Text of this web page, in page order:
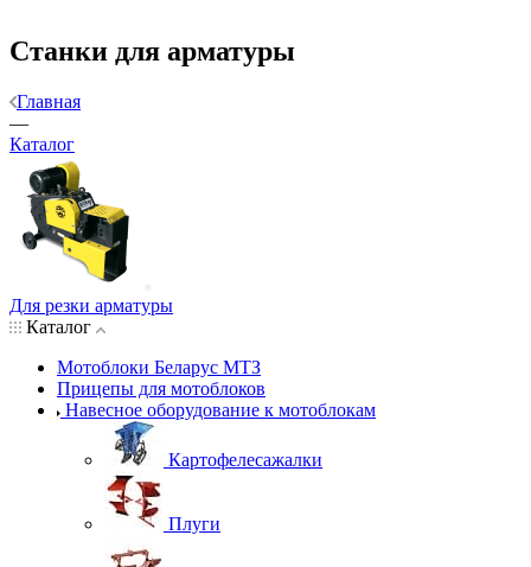
Станки для арматуры
Главная
—
Каталог
Для резки арматуры
Каталог
Мотоблоки Беларус МТЗ
Прицепы для мотоблоков
Навесное оборудование к мотоблокам
Картофелесажалки
Плуги